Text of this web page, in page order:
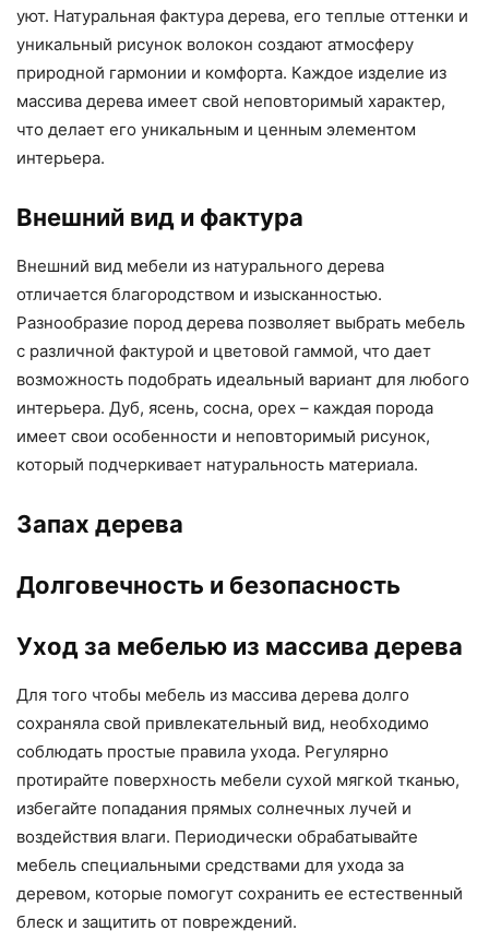
уют. Натуральная фактура дерева, его теплые оттенки и
уникальный рисунок волокон создают атмосферу
природной гармонии и комфорта. Каждое изделие из
массива дерева имеет свой неповторимый характер,
что делает его уникальным и ценным элементом
интерьера.
Внешний вид и фактура
Внешний вид мебели из натурального дерева
отличается благородством и изысканностью.
Разнообразие пород дерева позволяет выбрать мебель
с различной фактурой и цветовой гаммой, что дает
возможность подобрать идеальный вариант для любого
интерьера. Дуб, ясень, сосна, орех – каждая порода
имеет свои особенности и неповторимый рисунок,
который подчеркивает натуральность материала.
Запах дерева
Долговечность и безопасность
Уход за мебелью из массива дерева
Для того чтобы мебель из массива дерева долго
сохраняла свой привлекательный вид, необходимо
соблюдать простые правила ухода. Регулярно
протирайте поверхность мебели сухой мягкой тканью,
избегайте попадания прямых солнечных лучей и
воздействия влаги. Периодически обрабатывайте
мебель специальными средствами для ухода за
деревом, которые помогут сохранить ее естественный
блеск и защитить от повреждений.